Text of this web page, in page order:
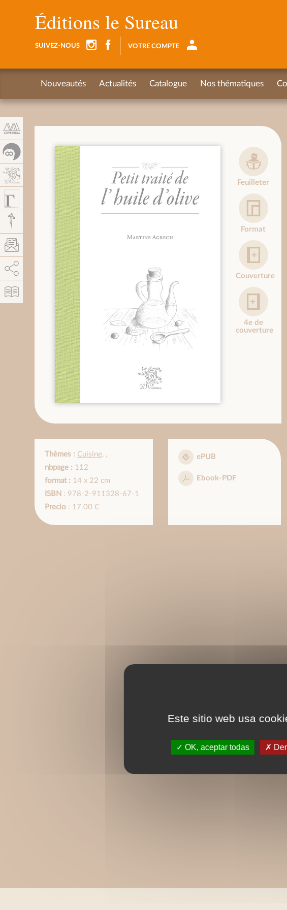
Feuilleter
Format
Couverture
4e de
couverture
Thèmes : Cuisine, ,
nbpage :112
format :14 x 22 cm
ISBN : 978-2-911328-67-1
Precio: 17.00 €
ePUB
Ebook-PDF
Éditions le Sureau
SUIVEZ-NOUS VOTRE COMPTE
Nouveautés Actualités Catalogue Nos thématiques
AddThis está deshabilitado.
Este sitio web usa
OK, aceptar todas